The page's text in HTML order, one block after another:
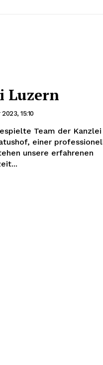
Luzern
15:10
Team der Kanzlei
einer
unsere erfahrenen